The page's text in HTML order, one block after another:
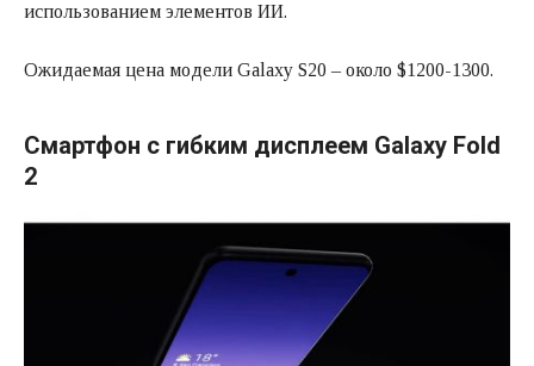
использованием элементов ИИ.
Ожидаемая цена модели Galaxy S20 – около $1200-1300.
Смартфон с гибким дисплеем Galaxy Fold
2